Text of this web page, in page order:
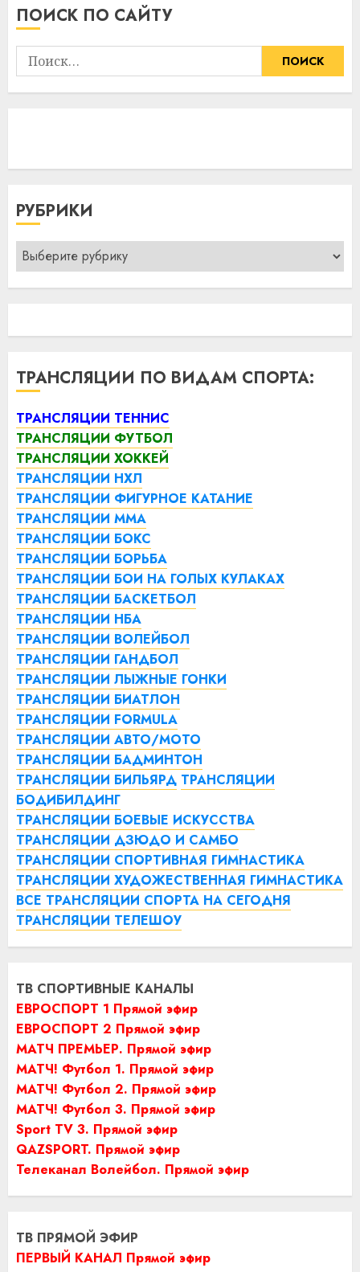
ПОИСК ПО САЙТУ
Найти:
РУБРИКИ
Рубрики
ТРАНСЛЯЦИИ ПО ВИДАМ СПОРТА:
ТРАНСЛЯЦИИ ТЕННИС
ТРАНСЛЯЦИИ ФУТБОЛ
ТРАНСЛЯЦИИ ХОККЕЙ
ТРАНСЛЯЦИИ НХЛ
ТРАНСЛЯЦИИ ФИГУРНОЕ КАТАНИЕ
ТРАНСЛЯЦИИ ММА
ТРАНСЛЯЦИИ БОКС
ТРАНСЛЯЦИИ БОРЬБА
ТРАНСЛЯЦИИ БОИ НА ГОЛЫХ КУЛАКАХ
ТРАНСЛЯЦИИ БАСКЕТБОЛ
ТРАНСЛЯЦИИ НБА
ТРАНСЛЯЦИИ ВОЛЕЙБОЛ
ТРАНСЛЯЦИИ ГАНДБОЛ
ТРАНСЛЯЦИИ ЛЫЖНЫЕ ГОНКИ
ТРАНСЛЯЦИИ БИАТЛОН
ТРАНСЛЯЦИИ FORMULA
ТРАНСЛЯЦИИ АВТО/МОТО
ТРАНСЛЯЦИИ БАДМИНТОН
ТРАНСЛЯЦИИ БИЛЬЯРД ТРАНСЛЯЦИИ
БОДИБИЛДИНГ
ТРАНСЛЯЦИИ БОЕВЫЕ ИСКУССТВА
ТРАНСЛЯЦИИ ДЗЮДО И САМБО
ТРАНСЛЯЦИИ СПОРТИВНАЯ ГИМНАСТИКА
ТРАНСЛЯЦИИ ХУДОЖЕСТВЕННАЯ ГИМНАСТИКА
ВСЕ ТРАНСЛЯЦИИ СПОРТА НА СЕГОДНЯ
ТРАНСЛЯЦИИ ТЕЛЕШОУ
ТВ СПОРТИВНЫЕ КАНАЛЫ
ЕВРОСПОРТ 1 Прямой эфир
ЕВРОСПОРТ 2 Прямой эфир
МАТЧ ПРЕМЬЕР. Прямой эфир
МАТЧ! Футбол 1. Прямой эфир
МАТЧ! Футбол 2. Прямой эфир
МАТЧ! Футбол 3. Прямой эфир
Sport TV 3. Прямой эфир
QAZSPORT. Прямой эфир
Телеканал Волейбол. Прямой эфир
ТВ ПРЯМОЙ ЭФИР
ПЕРВЫЙ КАНАЛ Прямой эфир